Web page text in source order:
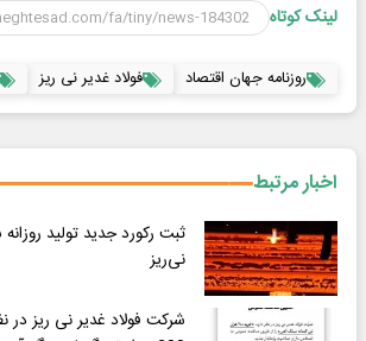
لینک کوتاه
روزنامه جهان اقتصاد فولاد غدیر نی ریز
اخبار مرتبط
ثبت رکورد جدید تولید
نی‌ریز
شرکت فولاد غدیر نی ریز در